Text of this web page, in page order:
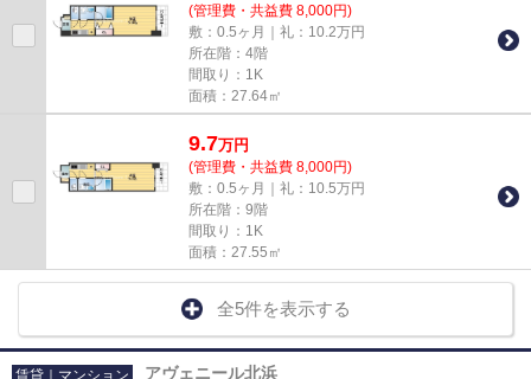
(管理費・共益費 8,000円)
敷：0.5ヶ月｜礼：10.2万円
所在階：4階
間取り：1K
面積：27.64㎡
9.7万円
(管理費・共益費 8,000円)
敷：0.5ヶ月｜礼：10.5万円
所在階：9階
間取り：1K
面積：27.55㎡
全5件を表示する
賃貸｜マンション アヴェニール北浜